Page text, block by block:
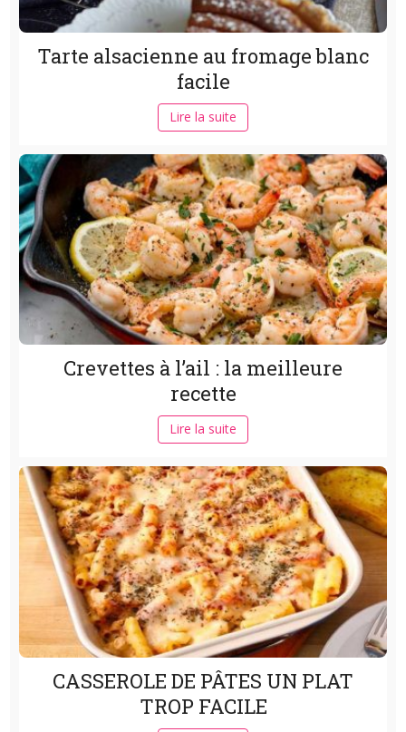
Tarte alsacienne au fromage blanc
facile
Lire la suite
Crevettes à l’ail : la meilleure
recette
Lire la suite
CASSEROLE DE PÂTES UN PLAT
TROP FACILE